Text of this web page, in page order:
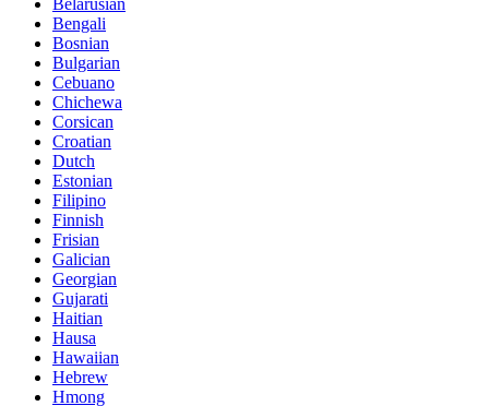
Belarusian
Bengali
Bosnian
Bulgarian
Cebuano
Chichewa
Corsican
Croatian
Dutch
Estonian
Filipino
Finnish
Frisian
Galician
Georgian
Gujarati
Haitian
Hausa
Hawaiian
Hebrew
Hmong